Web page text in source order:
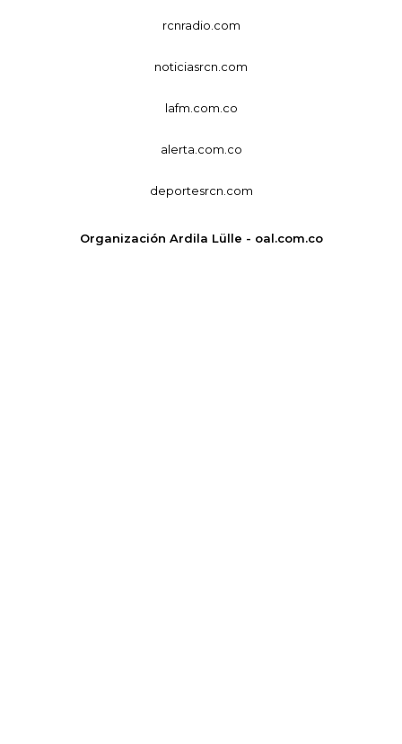
rcnradio.com
noticiasrcn.com
lafm.com.co
alerta.com.co
deportesrcn.com
Organización Ardila Lülle - oal.com.co